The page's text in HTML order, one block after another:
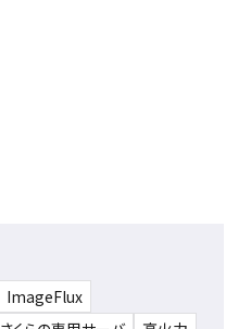
ImageFlux